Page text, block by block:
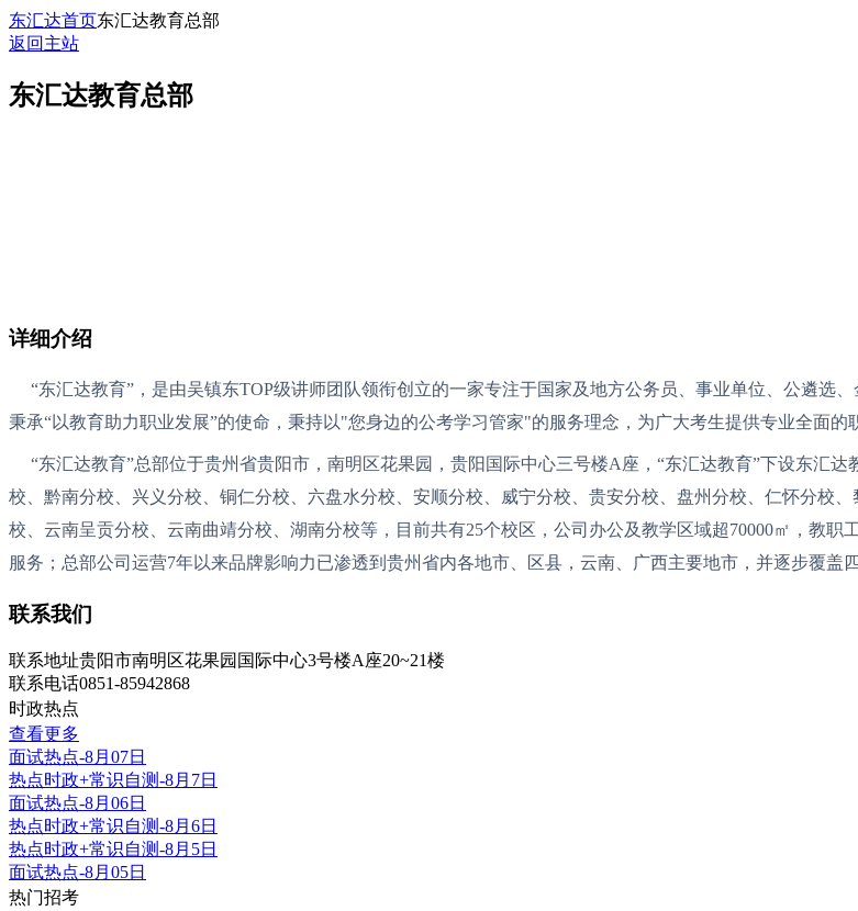
东汇达首页东汇达教育总部
返回主站
东汇达教育总部
详细介绍
“东汇达教育”，是由吴镇东TOP级讲师团队领衔创立的一家专注于国家及地方公务员、事业单位、公遴选
秉承“以教育助力职业发展”的使命，秉持以"您身边的公考学习管家"的服务理念，为广大考生提供专业全面的
“东汇达教育”总部位于贵州省贵阳市，南明区花果园，贵阳国际中心三号楼A座，“东汇达教育”下设东汇
校、黔南分校、兴义分校、铜仁分校、六盘水分校、安顺分校、威宁分校、贵安分校、盘州分校、仁怀分校
校、云南呈贡分校、云南曲靖分校、湖南分校等，目前共有25个校区，公司办公及教学区域超70000㎡，教
服务；总部公司运营7年以来品牌影响力已渗透到贵州省内各地市、区县，云南、广西主要地市，并逐步覆盖
联系我们
联系地址贵阳市南明区花果园国际中心3号楼A座20~21楼
联系电话0851-85942868
时政热点
查看更多
面试热点-8月07日
热点时政+常识自测-8月7日
面试热点-8月06日
热点时政+常识自测-8月6日
热点时政+常识自测-8月5日
面试热点-8月05日
热门招考